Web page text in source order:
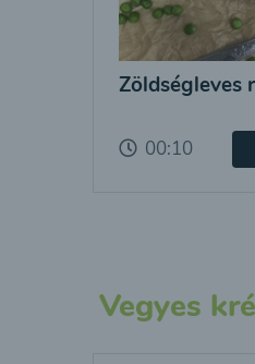
Zöldségleves
00:10
Vegyes